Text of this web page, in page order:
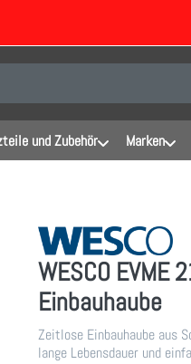
automatisch erste
und Zubehör Marken
WESCO EVME
Einbauhaube
Zeitlose Einbauhaube aus
lange Lebensdauer und